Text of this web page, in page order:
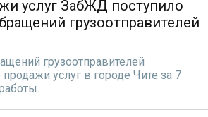
услуг ЗабЖД поступило
грузоотправителей
грузоотправителей
услуг в городе Чите за 7